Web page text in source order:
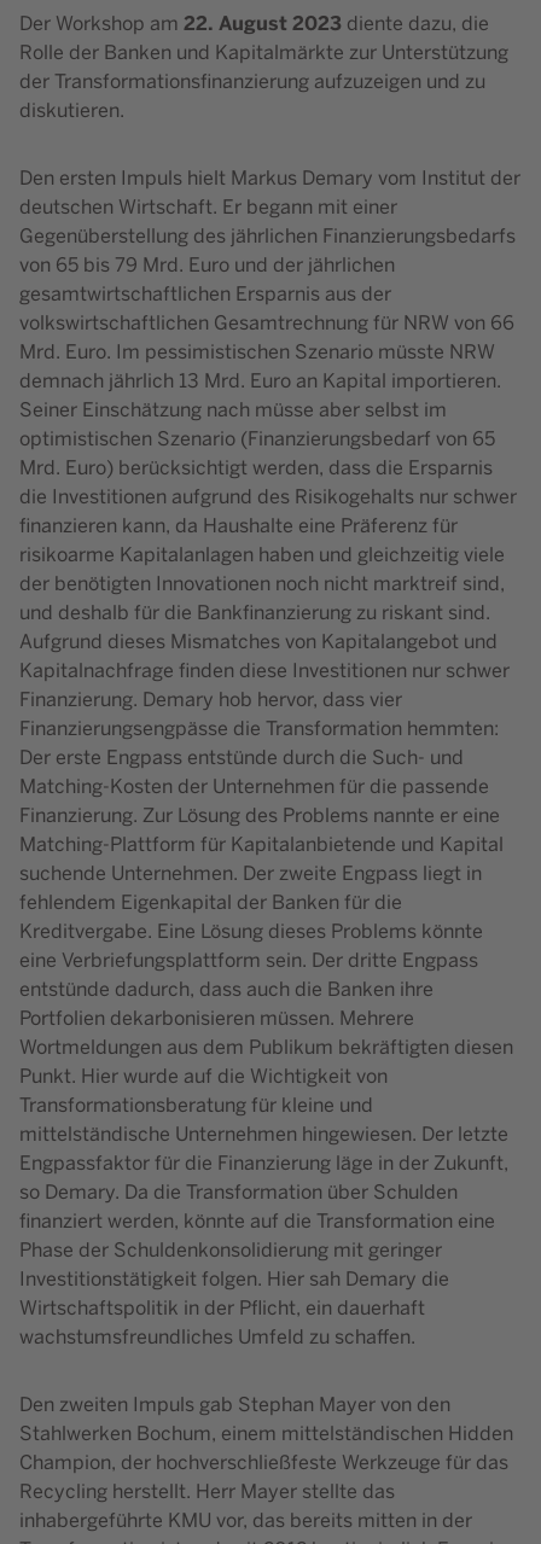
Der Workshop am 22. August 2023 diente dazu, die
Rolle der Banken und Kapitalmärkte zur Unterstützung
der Transformationsfinanzierung aufzuzeigen und zu
diskutieren.
Den ersten Impuls hielt Markus Demary vom Institut der
deutschen Wirtschaft. Er begann mit einer
Gegenüberstellung des jährlichen Finanzierungsbedarfs
von 65 bis 79 Mrd. Euro und der jährlichen
gesamtwirtschaftlichen Ersparnis aus der
volkswirtschaftlichen Gesamtrechnung für NRW von 66
Mrd. Euro. Im pessimistischen Szenario müsste NRW
demnach jährlich 13 Mrd. Euro an Kapital importieren.
Seiner Einschätzung nach müsse aber selbst im
optimistischen Szenario (Finanzierungsbedarf von 65
Mrd. Euro) berücksichtigt werden, dass die Ersparnis
die Investitionen aufgrund des Risikogehalts nur schwer
finanzieren kann, da Haushalte eine Präferenz für
risikoarme Kapitalanlagen haben und gleichzeitig viele
der benötigten Innovationen noch nicht marktreif sind,
und deshalb für die Bankfinanzierung zu riskant sind.
Aufgrund dieses Mismatches von Kapitalangebot und
Kapitalnachfrage finden diese Investitionen nur schwer
Finanzierung. Demary hob hervor, dass vier
Finanzierungsengpässe die Transformation hemmten:
Der erste Engpass entstünde durch die Such- und
Matching-Kosten der Unternehmen für die passende
Finanzierung. Zur Lösung des Problems nannte er eine
Matching-Plattform für Kapitalanbietende und Kapital
suchende Unternehmen. Der zweite Engpass liegt in
fehlendem Eigenkapital der Banken für die
Kreditvergabe. Eine Lösung dieses Problems könnte
eine Verbriefungsplattform sein. Der dritte Engpass
entstünde dadurch, dass auch die Banken ihre
Portfolien dekarbonisieren müssen. Mehrere
Wortmeldungen aus dem Publikum bekräftigten diesen
Punkt. Hier wurde auf die Wichtigkeit von
Transformationsberatung für kleine und
mittelständische Unternehmen hingewiesen. Der letzte
Engpassfaktor für die Finanzierung läge in der Zukunft,
so Demary. Da die Transformation über Schulden
finanziert werden, könnte auf die Transformation eine
Phase der Schuldenkonsolidierung mit geringer
Investitionstätigkeit folgen. Hier sah Demary die
Wirtschaftspolitik in der Pflicht, ein dauerhaft
wachstumsfreundliches Umfeld zu schaffen.
Den zweiten Impuls gab Stephan Mayer von den
Stahlwerken Bochum, einem mittelständischen Hidden
Champion, der hochverschließfeste Werkzeuge für das
Recycling herstellt. Herr Mayer stellte das
inhabergeführte KMU vor, das bereits mitten in der